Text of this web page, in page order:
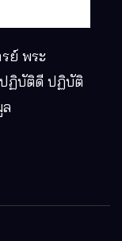
ย์ พระ
ปฏิบัติดี ปฏิบัติ